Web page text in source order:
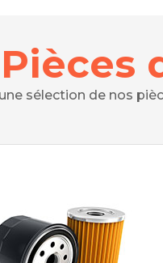
Pièces
sélection de nos